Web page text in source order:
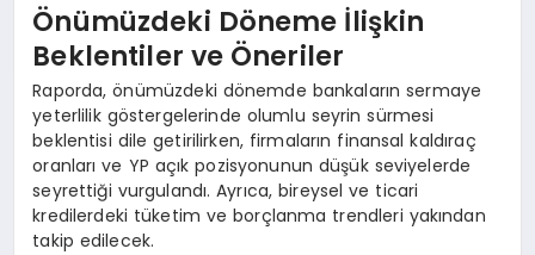
Önümüzdeki Döneme İlişkin
Beklentiler ve Öneriler
Raporda, önümüzdeki dönemde bankaların sermaye
yeterlilik göstergelerinde olumlu seyrin sürmesi
beklentisi dile getirilirken, firmaların finansal kaldıraç
oranları ve YP açık pozisyonunun düşük seviyelerde
seyrettiği vurgulandı. Ayrıca, bireysel ve ticari
kredilerdeki tüketim ve borçlanma trendleri yakından
takip edilecek.